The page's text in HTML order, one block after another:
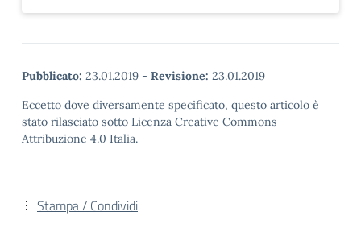
Pubblicato: 23.01.2019 - Revisione: 23.01.2019
Eccetto dove diversamente specificato, questo articolo è
stato rilasciato sotto Licenza Creative Commons
Attribuzione 4.0 Italia.
Stampa / Condividi